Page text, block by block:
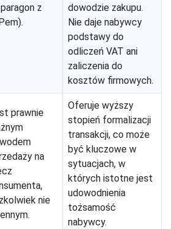
z
dowodzie zakupu.
Nie daje nabywcy
podstawy do
odliczeń VAT ani
zaliczenia do
kosztów firmowych.
prawnie
na
nie
Oferuje wyższy
stopień formalizacji
transakcji, co może
być kluczowe w
sytuacjach, w
których istotne jest
udowodnienia
tożsamość
nabywcy.